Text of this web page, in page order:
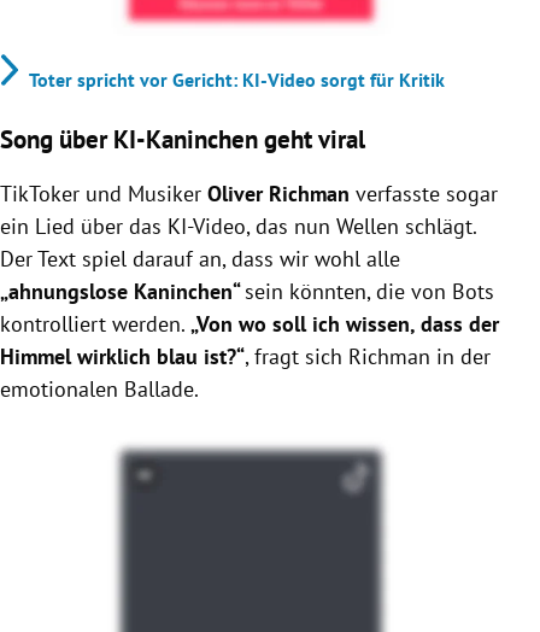
Toter spricht vor Gericht: KI-Video sorgt für Kritik
Song über KI-Kaninchen geht viral
TikToker und Musiker Oliver Richman verfasste sogar
ein Lied über das KI-Video, das nun Wellen schlägt.
Der Text spiel darauf an, dass wir wohl alle
„ahnungslose Kaninchen“sein könnten, die von Bots
kontrolliert werden. „Von wo soll ich wissen, dass der
Himmel wirklich blau ist?“, fragt sich Richman in der
emotionalen Ballade.